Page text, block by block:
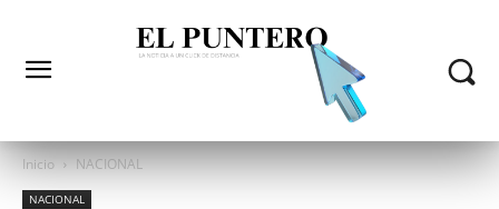
Inicio NACIONAL
NACIONAL